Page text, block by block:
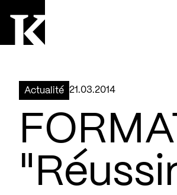
Actualité 21.03.2014